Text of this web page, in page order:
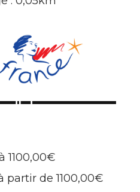
1100,00€
partir de 1100,00€